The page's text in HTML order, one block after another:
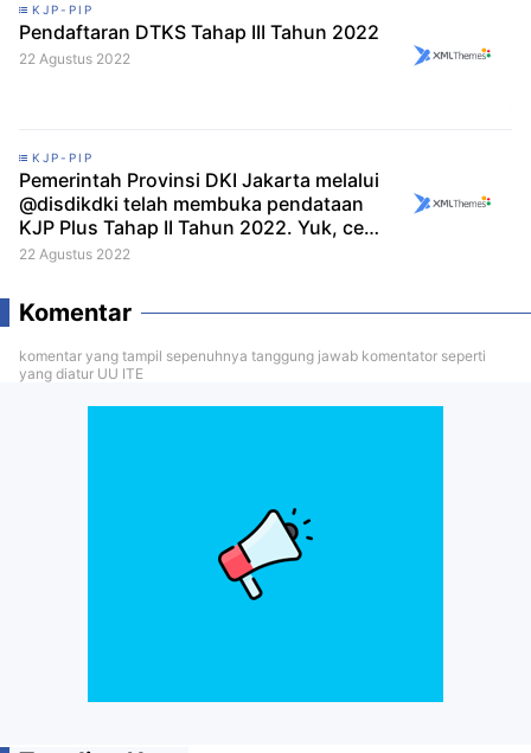
KJP-PIP
Pendaftaran DTKS Tahap III Tahun 2022
22 Agustus 2022
KJP-PIP
Pemerintah Provinsi DKI Jakarta melalui
@disdikdki telah membuka pendataan
KJP Plus Tahap II Tahun 2022. Yuk, cek
infografik berikut untuk lengkapnya!
22 Agustus 2022
Komentar
komentar yang tampil sepenuhnya tanggung jawab komentator seperti
yang diatur UU ITE